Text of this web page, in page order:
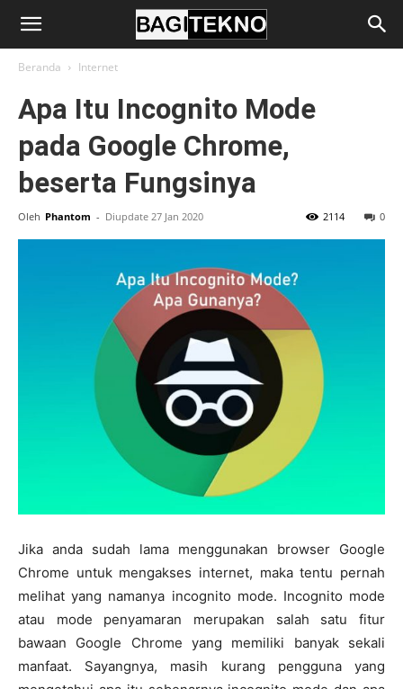
BagiTekno
Beranda Internet
Apa Itu Incognito Mode
pada Google Chrome,
beserta Fungsinya
Oleh Phantom - Diupdate 27 Jan 2020 0
2114
Jika anda sudah lama menggunakan browser Google
Chrome untuk mengakses internet, maka tentu pernah
melihat yang namanya incognito mode. Incognito mode
atau mode penyamaran merupakan salah satu fitur
bawaan Google Chrome yang memiliki banyak sekali
manfaat. Sayangnya, masih kurang pengguna yang